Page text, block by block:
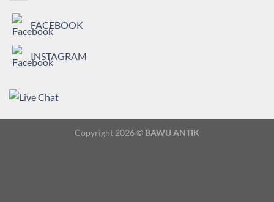
FACEBOOK
INSTAGRAM
Copyright 2026 © BAWU ANTIK